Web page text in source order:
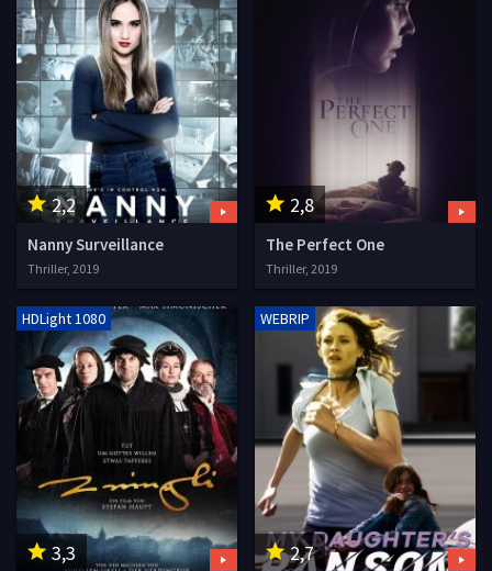
2,2
Nanny Surveillance
Thriller, 2019
2,8
The Perfect One
Thriller, 2019
3,3
HDLight 1080
2,7
WEBRIP